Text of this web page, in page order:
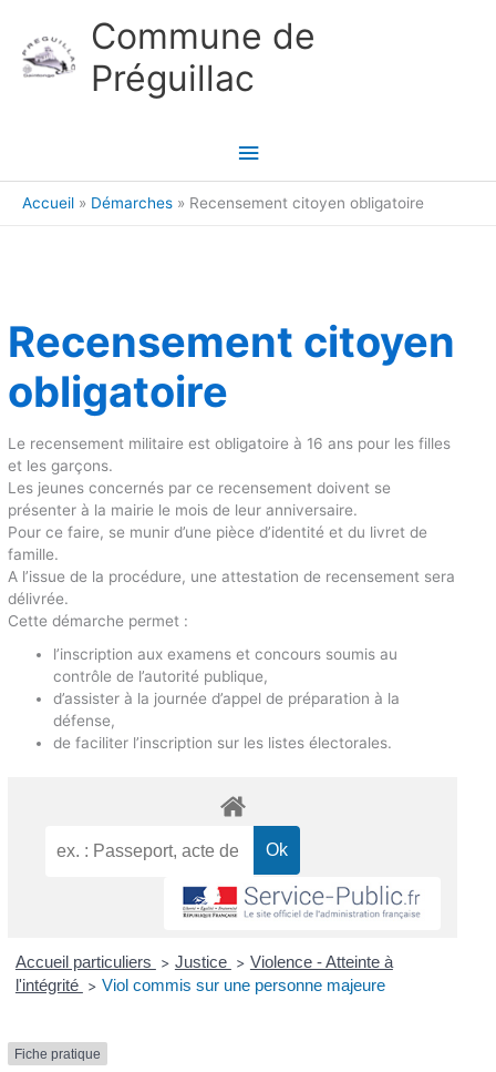
Commune de
Préguillac
Menu
principal
Accueil Démarches Recensement citoyen obligatoire
Recensement citoyen
obligatoire
Le recensement militaire est obligatoire à 16 ans pour les filles
et les garçons.
Les jeunes concernés par ce recensement doivent se
présenter à la mairie le mois de leur anniversaire.
Pour ce faire, se munir d’une pièce d’identité et du livret de
famille.
A l’issue de la procédure, une attestation de recensement sera
délivrée.
Cette démarche permet :
l’inscription aux examens et concours soumis au
contrôle de l’autorité publique,
d’assister à la journée d’appel de préparation à la
défense,
de faciliter l’inscription sur les listes électorales.
Accueil particuliers > Justice > Violence - Atteinte à
l'intégrité > Viol commis sur une personne majeure
Fiche pratique